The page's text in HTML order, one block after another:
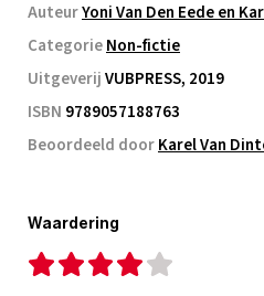
AuteurYoni Van Den Eede en
CategorieNon-fictie
UitgeverijVUBPRESS, 2019
ISBN 9789057188763
Beoordeeld doorKarel Van
Waardering